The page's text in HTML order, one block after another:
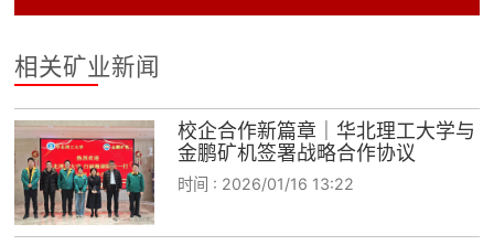
相关矿业新闻
校企合作新篇章｜华北理工大学与
金鹏矿机签署战略合作协议
时间 : 2026/01/16 13:22